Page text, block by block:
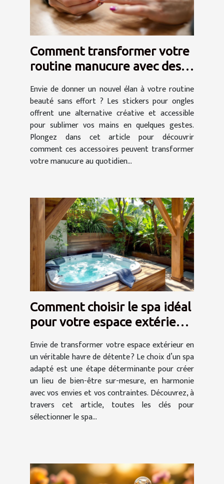
Comment transformer votre
routine manucure avec des
Envie de donner un nouvel élan à votre routine
beauté sans effort ? Les stickers pour ongles
offrent une alternative créative et accessible
pour sublimer vos mains en quelques gestes.
Plongez dans cet article pour découvrir
comment ces accessoires peuvent transformer
votre manucure au quotidien...
Comment choisir le spa idéal
pour votre espace extérieur
Envie de transformer votre espace extérieur en
un véritable havre de détente ? Le choix d’un spa
adapté est une étape déterminante pour créer
un lieu de bien-être sur-mesure, en harmonie
avec vos envies et vos contraintes. Découvrez, à
travers cet article, toutes les clés pour
sélectionner le spa...